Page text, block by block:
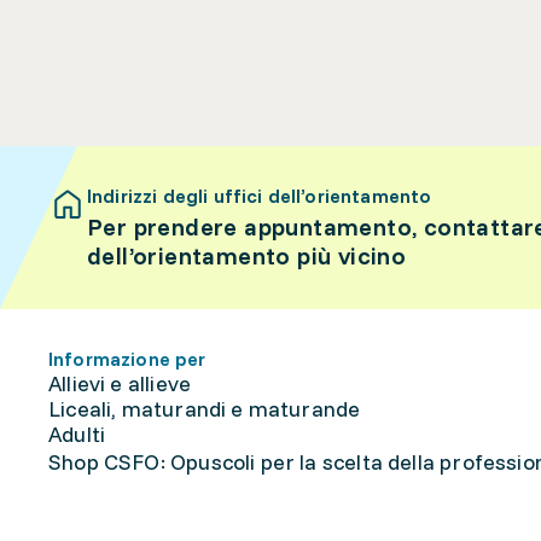
Indirizzi degli uffici dell’orientamento
Per prendere appuntamento,
dell’orientamento più vicino
Informazione per
Allievi e allieve
Liceali, maturandi e maturande
Adulti
Shop CSFO: Opuscoli per la scelta della